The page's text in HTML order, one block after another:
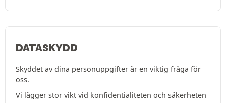
DATASKYDD
Skyddet av dina personuppgifter är en viktig fråga för
oss.
Vi lägger stor vikt vid konfidentialiteten och säkerheten